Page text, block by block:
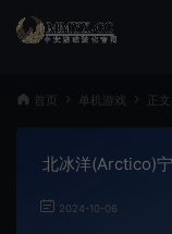
首页 单机游戏 正文
北冰洋(Arctico)
2024-10-06